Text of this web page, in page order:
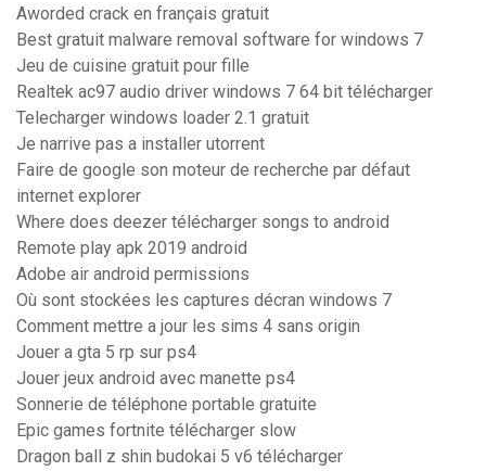
Aworded crack en français gratuit
Best gratuit malware removal software for windows 7
Jeu de cuisine gratuit pour fille
Realtek ac97 audio driver windows 7 64 bit télécharger
Telecharger windows loader 2.1 gratuit
Je narrive pas a installer utorrent
Faire de google son moteur de recherche par défaut
internet explorer
Where does deezer télécharger songs to android
Remote play apk 2019 android
Adobe air android permissions
Où sont stockées les captures décran windows 7
Comment mettre a jour les sims 4 sans origin
Jouer a gta 5 rp sur ps4
Jouer jeux android avec manette ps4
Sonnerie de téléphone portable gratuite
Epic games fortnite télécharger slow
Dragon ball z shin budokai 5 v6 télécharger